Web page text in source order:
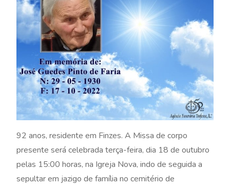
92 anos, residente em Finzes. A Missa de corpo
presente será celebrada terça-feira, dia 18 de outubro
pelas 15:00 horas, na Igreja Nova, indo de seguida a
sepultar em jazigo de família no cemitério de